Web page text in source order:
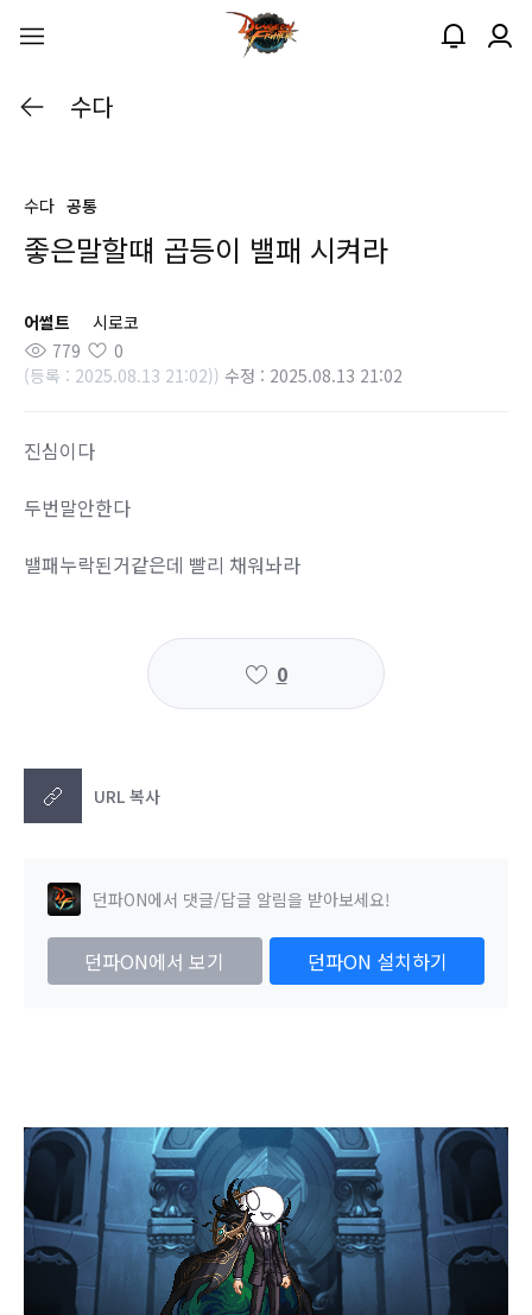
수다
수다 공통
좋은말할떄 곱등이 밸패 시켜라
어썰트
시로코
779
0
(등록 : 2025.08.13 21:02)) 수정 : 2025.08.13 21:02
진심이다
두번말안한다
밸패누락된거같은데 빨리 채워놔라
0
URL 복사
던파ON에서 댓글/답글 알림을 받아보세요!
던파ON에서 보기 던파ON 설치하기